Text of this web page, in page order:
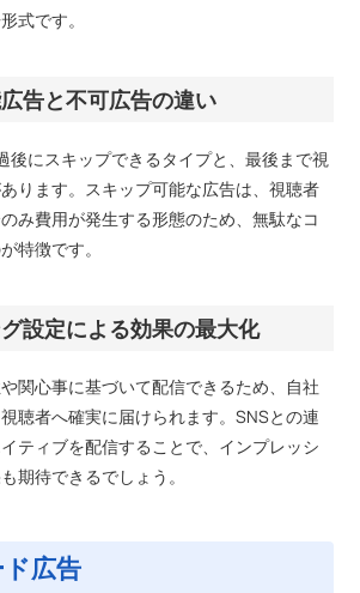
式です。
告と不可広告の違い
後にスキップできるタイプと、最後まで視
ります。スキップ可能な広告は、視聴者
み費用が発生する形態のため、無駄なコ
特徴です。
設定による効果の最大化
関心事に基づいて配信できるため、自社
聴者へ確実に届けられます。SNSとの連
ティブを配信することで、インプレッシ
期待できるでしょう。
広告